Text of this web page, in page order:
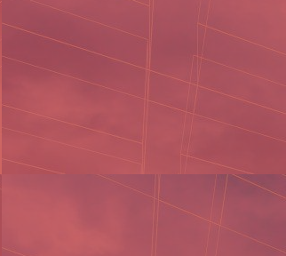
khoản tạm ứng, thu chi, doanh thu,
doanh số, công nợ khách hàng.
- Thực hiện nghiệp vụ kế toán
- Lập báo cáo nội bộ định kỳ...
- Làm việc với có quan thuế, Bảo
hiểm xã hội.
- Sẽ trao đổi thêm trong buổi phỏng
vấn.
- Tốt nghiệp chuyên ngành Kế toán